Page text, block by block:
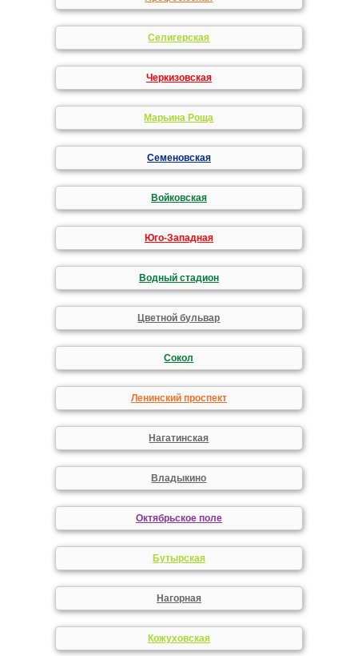
Селигерская
Черкизовская
Марьина Роща
Семеновская
Войковская
Юго-Западная
Водный стадион
Цветной бульвар
Сокол
Ленинский проспект
Нагатинская
Владыкино
Октябрьское поле
Бутырская
Нагорная
Кожуховская